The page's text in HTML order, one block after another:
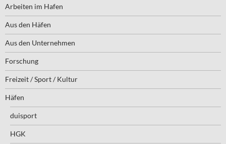
Arbeiten im Hafen
Aus den Häfen
Aus den Unternehmen
Forschung
Freizeit / Sport / Kultur
Häfen
duisport
HGK